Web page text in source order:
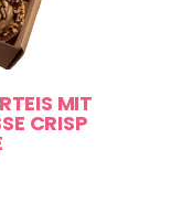
MIT
CRISP S